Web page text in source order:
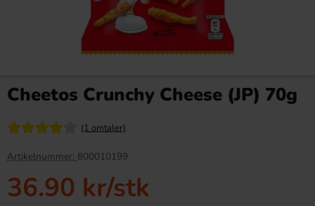
frutti 2.6kg
44.90 kr
Cheetos Crunchy Cheese (JP) 70g
(1 omtaler)
Artikelnummer: 800010199
36.90 kr/stk